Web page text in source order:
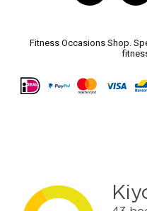
Fitness Occasions Shop.